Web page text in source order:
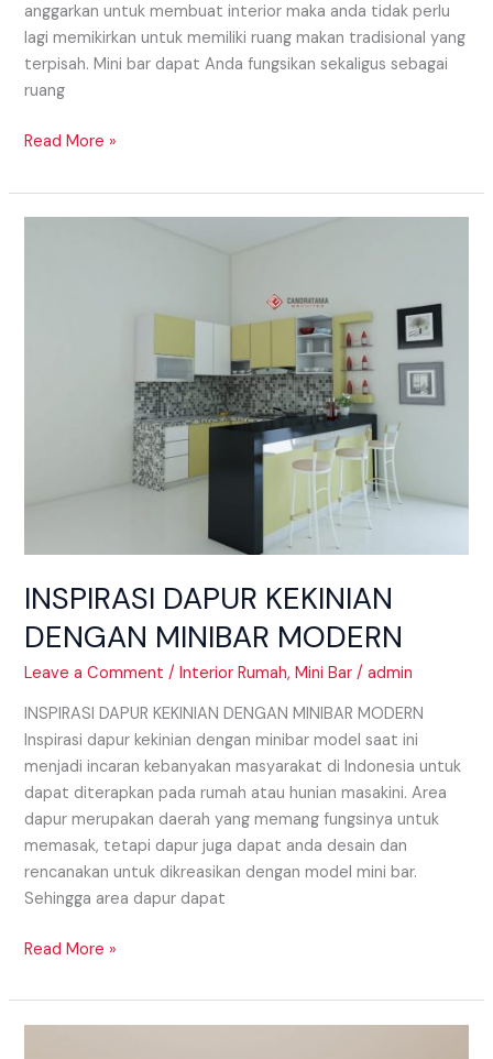
anggarkan untuk membuat interior maka anda tidak perlu
lagi memikirkan untuk memiliki ruang makan tradisional yang
terpisah. Mini bar dapat Anda fungsikan sekaligus sebagai
ruang
Read More »
INSPIRASI DAPUR KEKINIAN
DENGAN MINIBAR MODERN
Leave a Comment /Interior Rumah,Mini Bar /admin
INSPIRASI DAPUR KEKINIAN DENGAN MINIBAR MODERN
Inspirasi dapur kekinian dengan minibar model saat ini
menjadi incaran kebanyakan masyarakat di Indonesia untuk
dapat diterapkan pada rumah atau hunian masakini. Area
dapur merupakan daerah yang memang fungsinya untuk
memasak, tetapi dapur juga dapat anda desain dan
rencanakan untuk dikreasikan dengan model mini bar.
Sehingga area dapur dapat
Read More »